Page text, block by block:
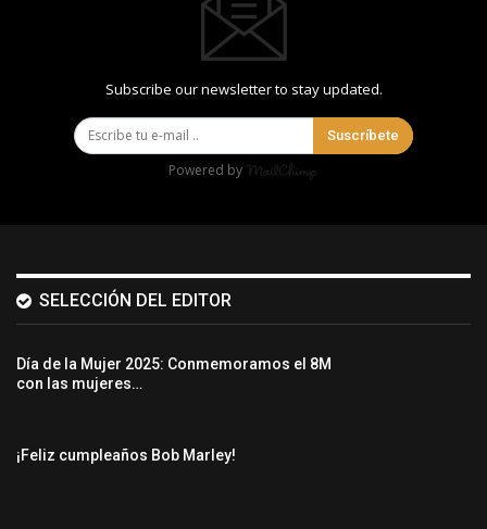
Subscribe our newsletter to stay updated.
Suscríbete
Powered by
SELECCIÓN DEL EDITOR
Día de la Mujer 2025: Conmemoramos el 8M
con las mujeres…
¡Feliz cumpleaños Bob Marley!